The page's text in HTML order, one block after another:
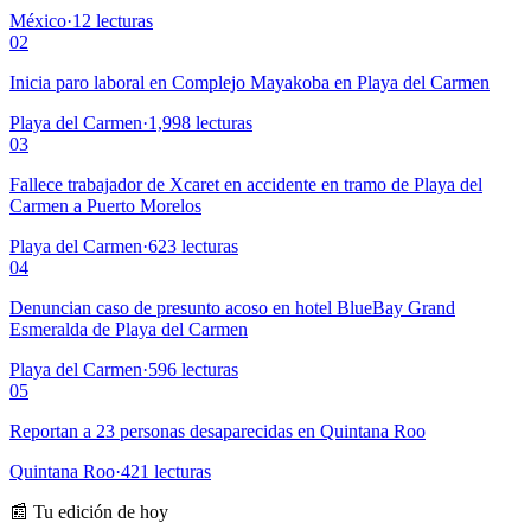
México·12 lecturas
02
Inicia paro laboral en Complejo Mayakoba en Playa del Carmen
Playa del Carmen·1,998 lecturas
03
Fallece trabajador de Xcaret en accidente en tramo de Playa del
Carmen a Puerto Morelos
Playa del Carmen·623 lecturas
04
Denuncian caso de presunto acoso en hotel BlueBay Grand
Esmeralda de Playa del Carmen
Playa del Carmen·596 lecturas
05
Reportan a 23 personas desaparecidas en Quintana Roo
Quintana Roo·421 lecturas
📰 Tu edición de hoy